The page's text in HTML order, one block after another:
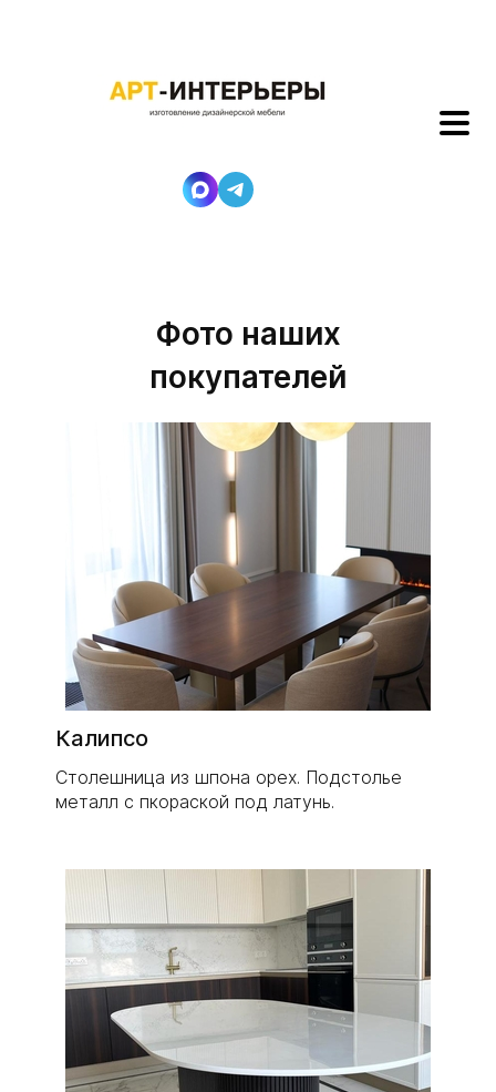
Фото наших
покупателей
Калипсо
Столешница из шпона орех. Подстолье
металл с пкораской под латунь.